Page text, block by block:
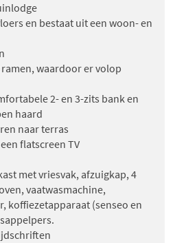
en bestaat uit een woon- en
waardoor er volop
2- en 3-zits bank en
haard
naar terras
flatscreen TV
met vriesvak, afzuigkap, 4
vaatwasmachine,
koffiezetapparaat (senseo en